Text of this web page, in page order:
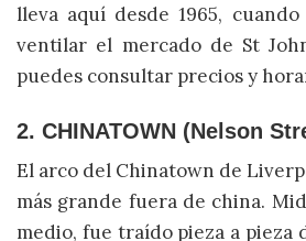
lleva aquí desde 1965,
ventilar el mercado de St
puedes consultar precios y
2. CHINATOWN (Nelson
El arco del Chinatown de
más grande fuera de china.
medio, fue traído pieza a pieza